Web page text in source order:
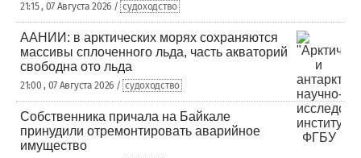
21:15 , 07 Августа 2026 / судоходство
ААНИИ: в арктических морях сохраняются
массивы сплоченного льда, часть акваторий
свободна ото льда
21:00 , 07 Августа 2026 / судоходство
Собственника причала на Байкале
принудили отремонтировать аварийное
имущество